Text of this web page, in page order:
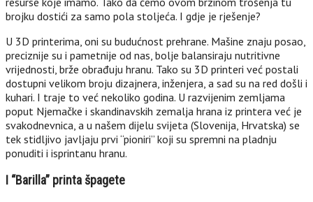
brojku dostići za samo pola stoljeća. I gdje je rješenje?
U 3D printerima, oni su budućnost prehrane. Mašine znaju posao,
preciznije su i pametnije od nas, bolje balansiraju nutritivne
vrijednosti, brže obrađuju hranu. Tako su 3D printeri već postali
dostupni velikom broju dizajnera, inženjera, a sad su na red došli i
kuhari. I traje to već nekoliko godina. U razvijenim zemljama
poput Njemačke i skandinavskih zemalja hrana iz printera već je
svakodnevnica, a u našem dijelu svijeta (Slovenija, Hrvatska) se
tek stidljivo javljaju prvi “pioniri” koji su spremni na pladnju
ponuditi i isprintanu hranu.
I “Barilla” printa špagete